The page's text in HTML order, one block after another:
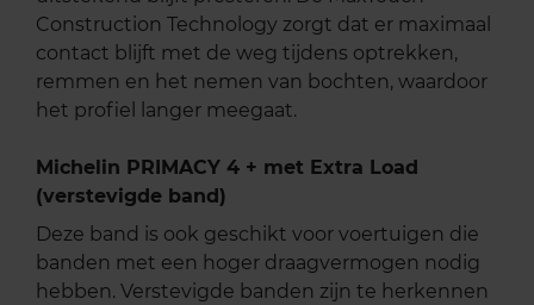
Construction Technology zorgt dat er maximaal
contact blijft met de weg tijdens optrekken,
remmen en het nemen van bochten, waardoor
het profiel langer meegaat.
Michelin PRIMACY 4 + met Extra Load
(verstevigde band)
Deze band is ook geschikt voor voertuigen die
banden met een hoger draagvermogen nodig
hebben. Verstevigde banden zijn te herkennen